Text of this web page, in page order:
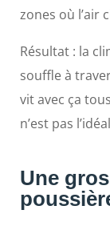
zones où l’air
Résultat : la
souffle à
vit avec ça
n’est pas
Une